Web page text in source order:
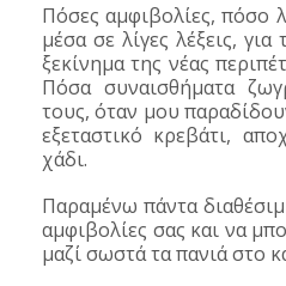
Πόσες αμφιβολίες, πόσο
μέσα σε λίγες λέξεις,
ξεκίνημα της νέας
Πόσα συναισθήματα
τους, όταν μου
εξεταστικό κρεβάτι,
χάδι.
Παραμένω πάντα
αμφιβολίες σας και να
μαζί σωστά τα πανιά στο